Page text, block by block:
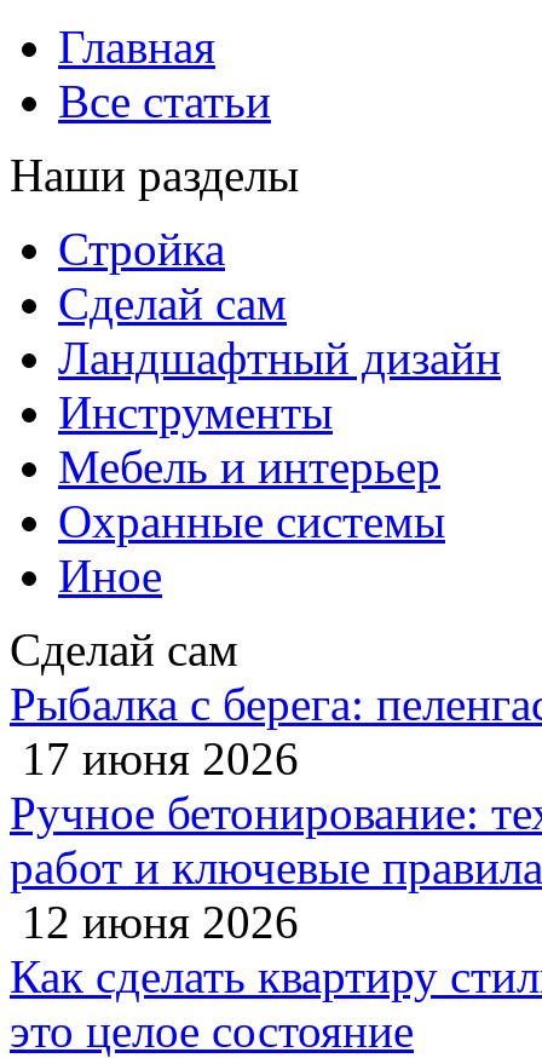
Главная
Все статьи
Наши разделы
Стройка
Сделай сам
Ландшафтный дизайн
Инструменты
Мебель и интерьер
Охранные системы
Иное
Сделай сам
Рыбалка с берега:
17 июня 2026
Ручное бетонирование:
работ и ключевые правила
12 июня 2026
Как сделать квартиру
это целое состояние